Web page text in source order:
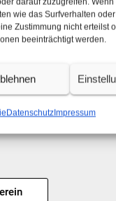
wie das Surfverhalten
Zustimmung nicht erteilst
beeinträchtigt werden.
DatenschutzImpressum